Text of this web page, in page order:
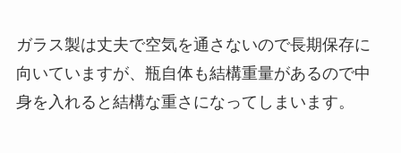
ガラス製は丈夫で空気を通さないので長期保存に
向いていますが、瓶自体も結構重量があるので中
身を入れると結構な重さになってしまいます。